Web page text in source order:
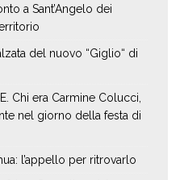
a Sant’Angelo dei
del nuovo “Giglio“ di
Chi era Carmine Colucci,
nel giorno della festa di
l’appello per ritrovarlo